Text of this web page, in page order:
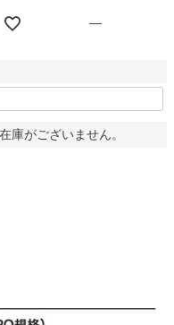
—
庫がございません。